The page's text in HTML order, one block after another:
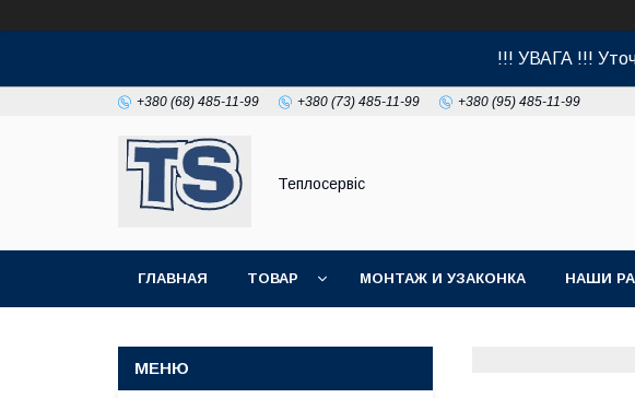
!!! УВАГА !!!
+380 (68) 485-11-99 +380 (73) 485-11-99 +380 (95) 485-11-99
Теплосервіс
ГЛАВНАЯ ТОВАР МОНТАЖ И УЗАКОНКА НАШИ